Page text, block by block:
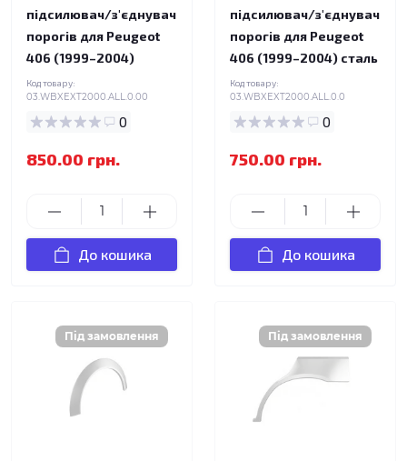
підсилювач/з'єднувач
порогів для Peugeot
406 (1999–2004)
Код товару:
03.WBXEXT2000.ALL.0.00
0
850.00 грн.
До кошика
підсилювач/з'єднувач
порогів для Peugeot
406 (1999–2004) сталь
Код товару:
03.WBXEXT2000.ALL.0.0
0
750.00 грн.
До кошика